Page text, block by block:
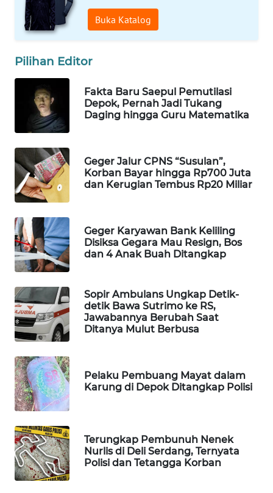
Buka Katalog
Pilihan Editor
Fakta Baru Saepul Pemutilasi
Depok, Pernah Jadi Tukang
Daging hingga Guru Matematika
Geger Jalur CPNS “Susulan”,
Korban Bayar hingga Rp700 Juta
dan Kerugian Tembus Rp20 Miliar
Geger Karyawan Bank Keliling
Disiksa Gegara Mau Resign, Bos
dan 4 Anak Buah Ditangkap
Sopir Ambulans Ungkap Detik-
detik Bawa Sutrimo ke RS,
Jawabannya Berubah Saat
Ditanya Mulut Berbusa
Pelaku Pembuang Mayat dalam
Karung di Depok Ditangkap Polisi
Terungkap Pembunuh Nenek
Nurlis di Deli Serdang, Ternyata
Polisi dan Tetangga Korban
TANI
WAHANA
INFRASTRUKTUR
WAHANA
WAHANA
LISTRIK
WAHANA
TRAVEL
WAHANA
WAHANANEWS
ID
WAHANANEWS
CO ID
WAHANANEWS
NET
WAHANA
SPORT